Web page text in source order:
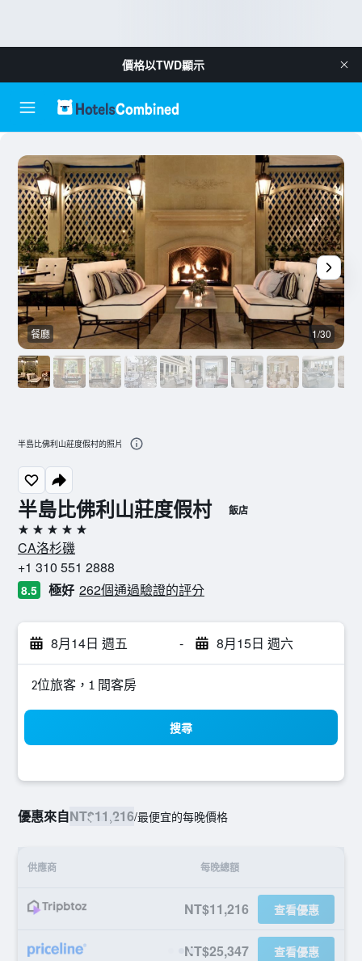
價格以TWD顯示
半島比佛利山莊度假村 飯店
5星級
CA洛杉磯
+1 310 551 2888
8.5 極好 262個通過驗證的評分
8月14日 週五 - 8月15日 週六
2位旅客，1 間客房
搜尋
優惠來自NT$11,216/最便宜的每晚價格
供應商 每晚總額
NT$11,216 查看優惠
NT$25,347 查看優惠
餐廳 1/30
半島比佛利山莊度假村的照片